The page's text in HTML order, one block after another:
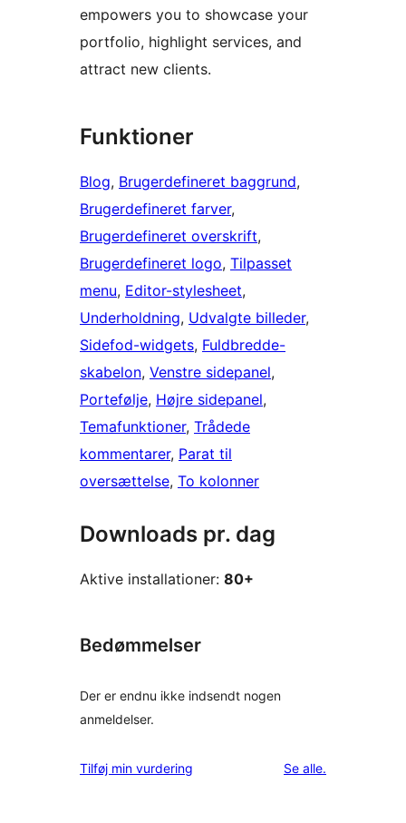
empowers you to showcase your
portfolio, highlight services, and
attract new clients.
Funktioner
Blog, Brugerdefineret baggrund
Brugerdefineret farver
Brugerdefineret overskrift
Brugerdefineret logo, Tilpasset
menu, Editor-stylesheet
Underholdning, Udvalgte billeder
Sidefod-widgets, Fuldbredde-
skabelon, Venstre sidepanel
Portefølje, Højre sidepanel
Temafunktioner, Trådede
kommentarer, Parat til
oversættelse, To kolonner
Downloads pr. dag
Aktive installationer: 80+
Bedømmelser
Der er endnu ikke indsendt nogen
anmeldelser.
Tilføj min vurdering Se alleanmeldelser
.